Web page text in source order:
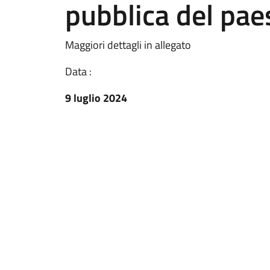
pubblica del
Maggiori dettagli in allegato
Data :
9 luglio 2024